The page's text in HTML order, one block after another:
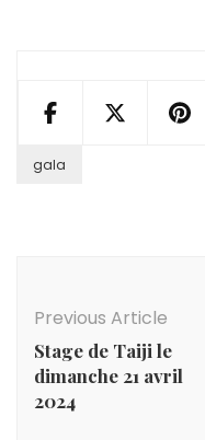
gala
Previous Article
Stage de Taiji le
dimanche 21 avril
2024